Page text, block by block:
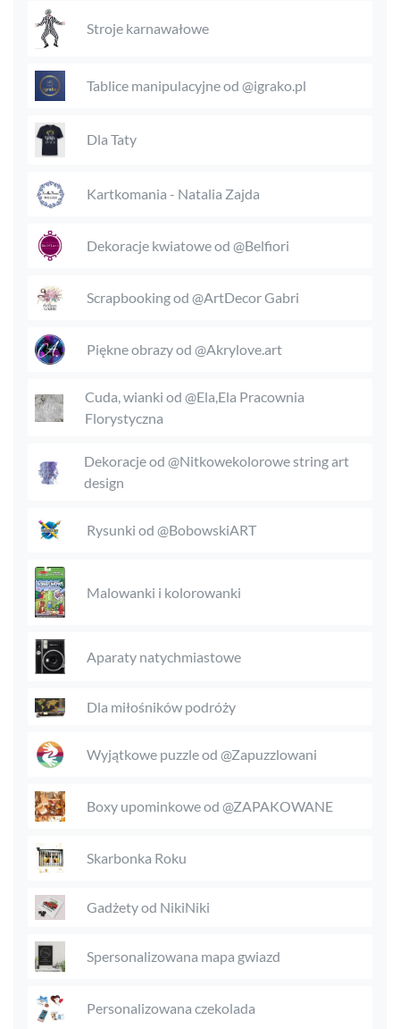
Stroje karnawałowe
Tablice manipulacyjne od @igrako.pl
Dla Taty
Kartkomania - Natalia Zajda
Dekoracje kwiatowe od @Belfiori
Scrapbooking od @ArtDecor Gabri
Piękne obrazy od @Akrylove.art
Cuda, wianki od @Ela,Ela Pracownia
Florystyczna
Dekoracje od @Nitkowekolorowe string art
design
Rysunki od @BobowskiART
Malowanki i kolorowanki
Aparaty natychmiastowe
Dla miłośników podróży
Wyjątkowe puzzle od @Zapuzzlowani
Boxy upominkowe od @ZAPAKOWANE
Skarbonka Roku
Gadżety od NikiNiki
Spersonalizowana mapa gwiazd
Personalizowana czekolada